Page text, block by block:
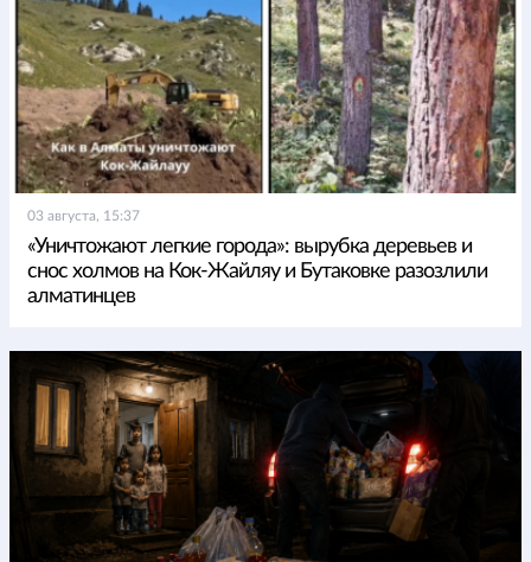
03 августа, 15:37
«Уничтожают легкие города»: вырубка деревьев и
снос холмов на Кок-Жайляу и Бутаковке разозлили
алматинцев